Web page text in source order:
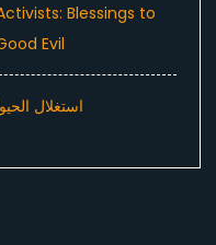
Blessings to
Evil
استغلال